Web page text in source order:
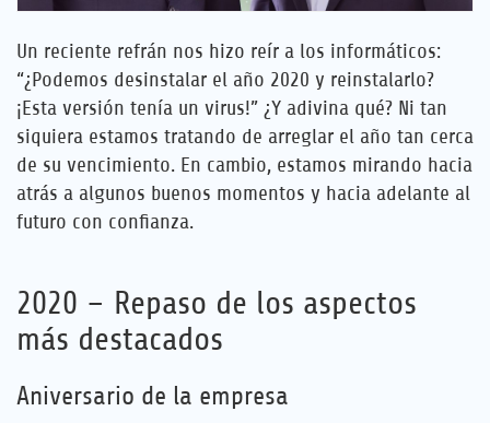
Contáctenos
Un reciente refrán nos hizo reír a los informáticos:
“¿Podemos desinstalar el año 2020 y reinstalarlo?
¡Esta versión tenía un virus!” ¿Y adivina qué? Ni tan
siquiera estamos tratando de arreglar el año tan cerca
de su vencimiento. En cambio, estamos mirando hacia
atrás a algunos buenos momentos y hacia adelante al
futuro con confianza.
2020 – Repaso de los aspectos
más destacados
Aniversario de la empresa